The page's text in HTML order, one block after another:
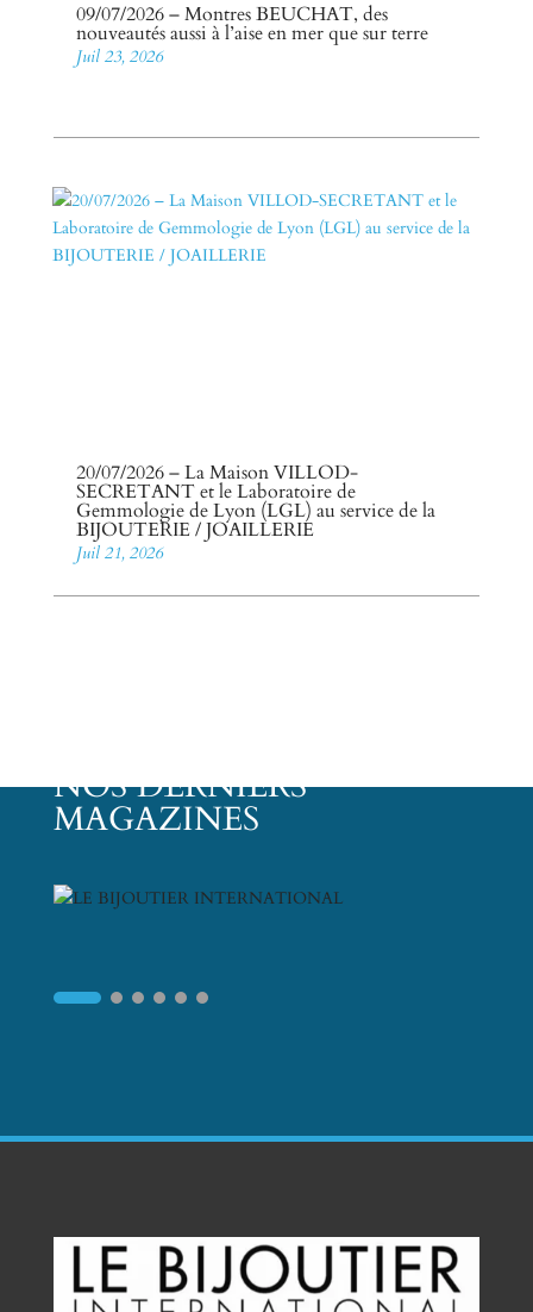
09/07/2026 – Montres BEUCHAT, des
nouveautés aussi à l’aise en mer que sur terre
Juil 23, 2026
20/07/2026 – La Maison VILLOD-
SECRETANT et le Laboratoire de
Gemmologie de Lyon (LGL) au service de la
BIJOUTERIE / JOAILLERIE
Juil 21, 2026
NOS DERNIERS
MAGAZINES